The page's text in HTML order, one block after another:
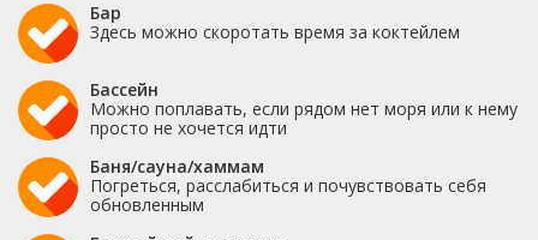
Бар
Здесь можно скоротать время за коктейлем
Бассейн
Можно поплавать, если рядом нет моря или к нему
просто не хочется идти
Баня/сауна/хаммам
Погреться, расслабиться и почувствовать себя
обновленным